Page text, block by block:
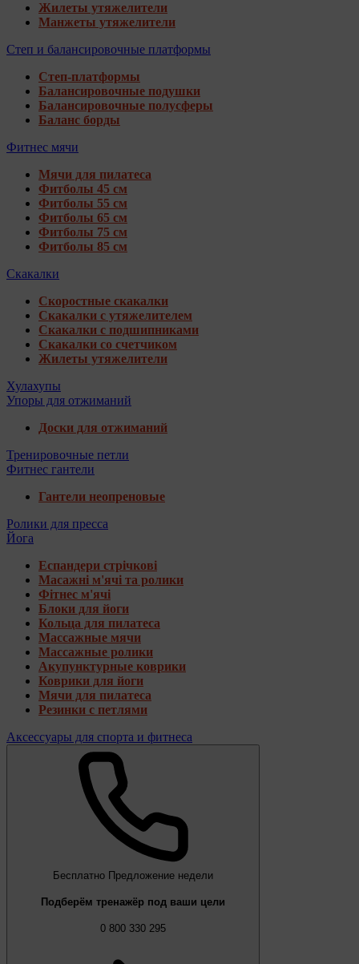
Жилеты утяжелители
Манжеты утяжелители
Степ и балансировочные платформы
Степ-платформы
Балансировочные подушки
Балансировочные полусферы
Баланс борды
Фитнес мячи
Мячи для пилатеса
Фитболы 45 см
Фитболы 55 см
Фитболы 65 см
Фитболы 75 см
Фитболы 85 см
Скакалки
Скоростные скакалки
Скакалки с утяжелителем
Скакалки с подшипниками
Скакалки со счетчиком
Жилеты утяжелители
Хулахупы
Упоры для отжиманий
Доски для отжиманий
Тренировочные петли
Фитнес гантели
Гантели неопреновые
Ролики для пресса
Йога
Еспандери стрічкові
Масажні м'ячі та ролики
Фітнес м'ячі
Блоки для йоги
Кольца для пилатеса
Массажные мячи
Массажные ролики
Акупунктурные коврики
Коврики для йоги
Мячи для пилатеса
Резинки с петлями
Аксессуары для спорта и фитнеса
Бесплатно Предложение недели
Подберём тренажёр под ваши цели
0 800 330 295